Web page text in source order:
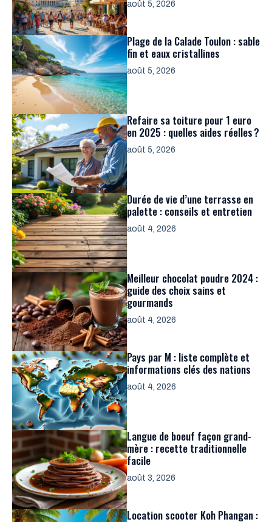
août 5, 2026
Plage de la Calade Toulon : sable
fin et eaux cristallines
août 5, 2026
Refaire sa toiture pour 1 euro
en 2025 : quelles aides réelles ?
août 5, 2026
Durée de vie d’une terrasse en
palette : conseils et entretien
août 4, 2026
Meilleur chocolat poudre 2024 :
guide des choix sains et
gourmands
août 4, 2026
Pays par M : liste complète et
informations clés des nations
août 4, 2026
Langue de boeuf façon grand-
mère : recette traditionnelle
facile
août 3, 2026
Location scooter Koh Phangan :